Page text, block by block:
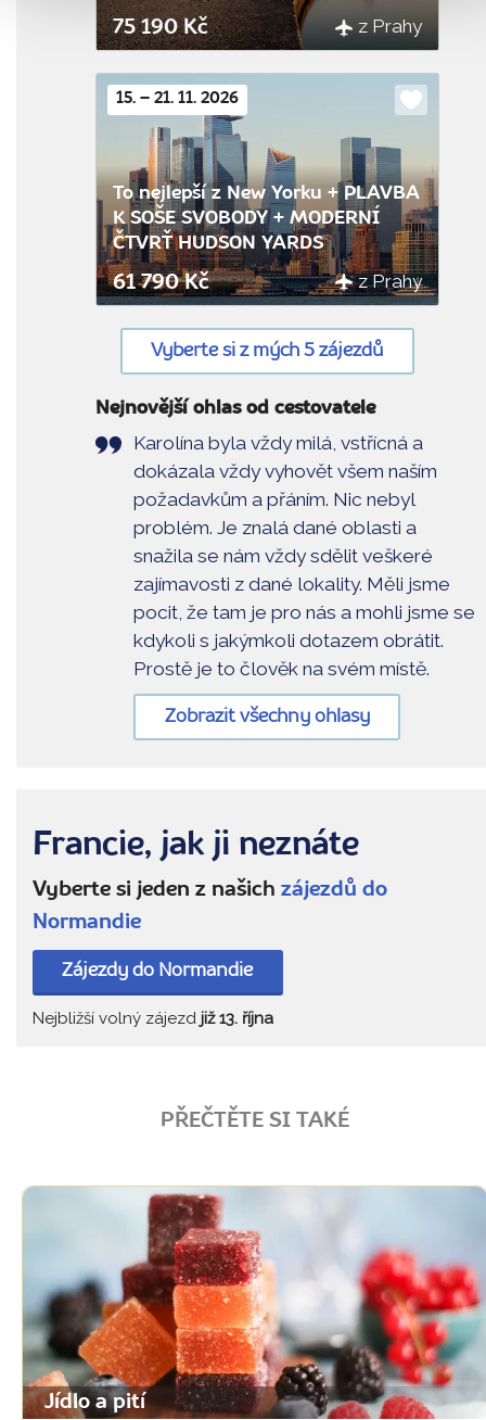
75 190 Kč z Prahy
15. – 21. 11. 2026
Do
oblíbených
To nejlepší z New Yorku + PLAVBA
K SOŠE SVOBODY + MODERNÍ
ČTVRŤ HUDSON YARDS
61 790 Kč z Prahy
Vyberte si z mých 5 zájezdů
Nejnovější ohlas od cestovatele
Karolína byla vždy milá, vstřícná a
dokázala vždy vyhovět všem naším
požadavkům a přáním. Nic nebyl
problém. Je znalá dané oblasti a
snažila se nám vždy sdělit veškeré
zajímavosti z dané lokality. Měli jsme
pocit, že tam je pro nás a mohli jsme se
kdykoli s jakýmkoli dotazem obrátit.
Prostě je to člověk na svém místě.
Zobrazit všechny ohlasy
Francie, jak ji neznáte
Vyberte si jeden z našich zájezdů do
Normandie
Zájezdy do Normandie
Nejbližší volný zájezd již 13. října
PŘEČTĚTE SI TAKÉ
Jídlo a pití